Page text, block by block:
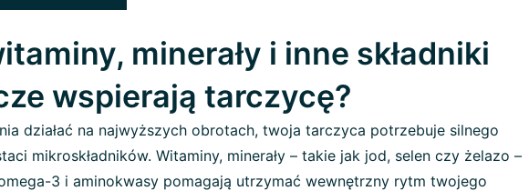
minerały i inne składniki
wspierają tarczycę?
działać na najwyższych obrotach, twoja tarczyca potrzebuje silnego
mikroskładników. Witaminy, minerały – takie jak jod, selen czy żelazo –
3 i aminokwasy pomagają utrzymać wewnętrzny rytm twojego